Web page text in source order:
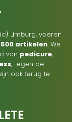
Limburg, voeren
artikelen. We
van pedicure,
, tegen de
ook terug te